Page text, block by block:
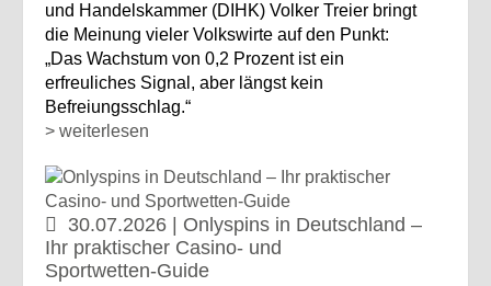
und Handelskammer (DIHK) Volker Treier bringt
die Meinung vieler Volkswirte auf den Punkt:
„Das Wachstum von 0,2 Prozent ist ein
erfreuliches Signal, aber längst kein
Befreiungsschlag.“
> weiterlesen
30.07.2026 | Onlyspins in Deutschland –
Ihr praktischer Casino- und
Sportwetten‑Guide